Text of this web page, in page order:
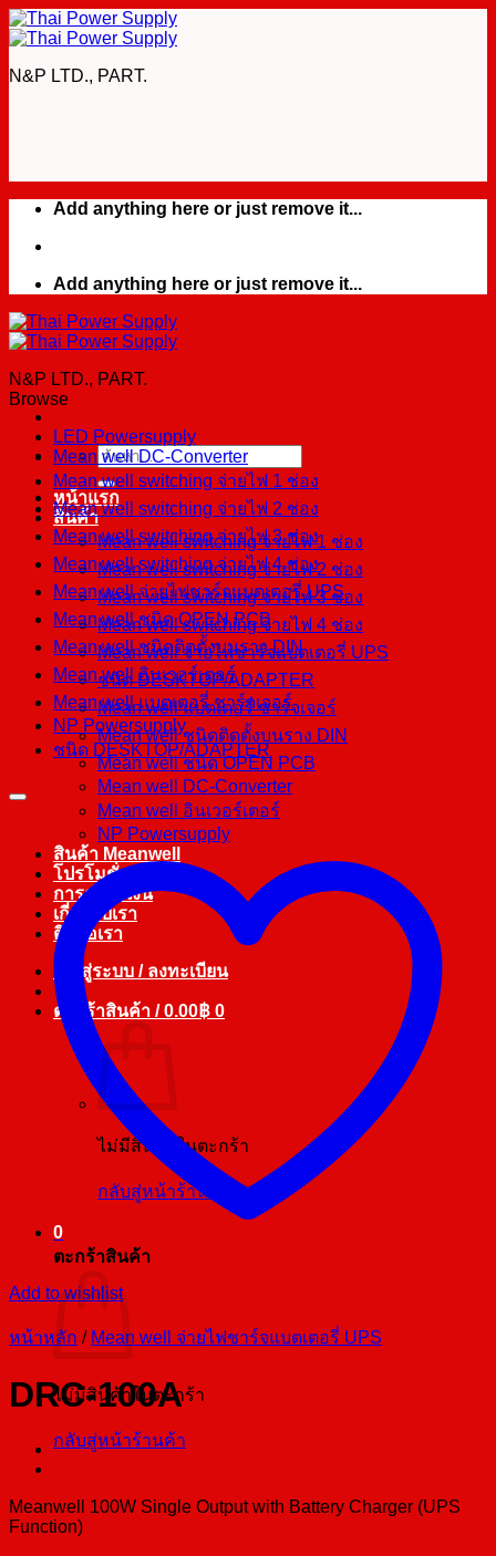
Skip
to
N&P LTD., PART.
Add anything here or just remove it...
Add anything here or just remove it...
N&P LTD., PART.
ค้นหา:
หน้าแรก
สินค้า
Mean well switching จ่ายไฟ 1 ช่อง
Mean well switching จ่ายไฟ 2 ช่อง
Mean well switching จ่ายไฟ 3 ช่อง
Mean well switching จ่ายไฟ 4 ช่อง
Mean well จ่ายไฟชาร์จแบตเตอรี่ UPS
ชนิด DESKTOP/ADAPTER
Mean well แบตเตอรี่ ชาร์จเจอร์
Mean well ชนิดติดตั้งบนราง DIN
Mean well ชนิด OPEN PCB
Mean well DC-Converter
Mean well อินเวอร์เตอร์
NP Powersupply
สินค้า Meanwell
โปรโมชั่น
การชำระเงิน
เกี่ยวกับเรา
ติดต่อเรา
เข้าสู่ระบบ / ลงทะเบียน
ตะกร้าสินค้า /0.00฿ 0
ไม่มีสินค้าในตะกร้า
กลับสู่หน้าร้านค้า
0
ตะกร้าสินค้า
ไม่มีสินค้าในตะกร้า
กลับสู่หน้าร้านค้า
Browse
LED Powersupply
Mean well DC-Converter
Mean well switching จ่ายไฟ 1 ช่อง
Mean well switching จ่ายไฟ 2 ช่อง
Mean well switching จ่ายไฟ 3 ช่อง
Mean well switching จ่ายไฟ 4 ช่อง
Mean well จ่ายไฟชาร์จแบตเตอรี่ UPS
Mean well ชนิด OPEN PCB
Mean well ชนิดติดตั้งบนราง DIN
Mean well อินเวอร์เตอร์
Mean well แบตเตอรี่ ชาร์จเจอร์
NP Powersupply
ชนิด DESKTOP/ADAPTER
Add to wishlist
หน้าหลัก / Mean well จ่ายไฟชาร์จแบตเตอรี่ UPS
DRC-100A
Meanwell 100W Single Output with Battery Charger (UPS
Function)